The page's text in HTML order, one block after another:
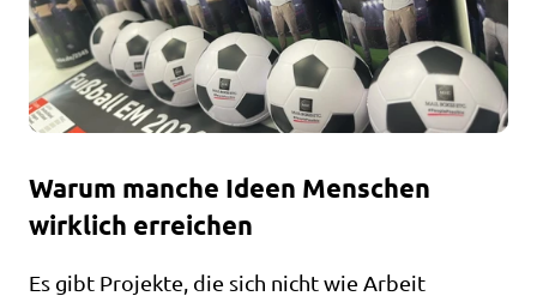
Warum manche Ideen Menschen
wirklich erreichen
Es gibt Projekte, die sich nicht wie Arbeit